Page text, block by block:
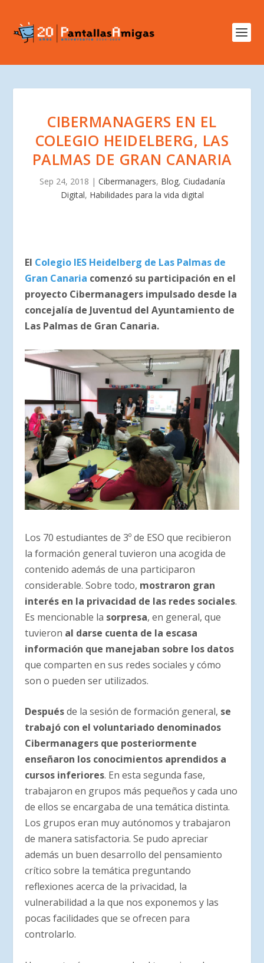
CIBERMANAGERS EN EL
COLEGIO HEIDELBERG, LAS
PALMAS DE GRAN CANARIA
Sep 24, 2018 | Cibermanagers, Blog, Ciudadanía
Digital, Habilidades para la vida digital
El Colegio IES Heidelberg de Las Palmas de
Gran Canaria comenzó su participación en el
proyecto Cibermanagers impulsado desde la
concejalía de Juventud del Ayuntamiento de
Las Palmas de Gran Canaria.
Los 70 estudiantes de 3º de ESO que recibieron
la formación general tuvieron una acogida de
contenido además de una participaron
considerable. Sobre todo, mostraron gran
interés en la privacidad de las redes sociales.
Es mencionable la sorpresa, en general, que
tuvieron al darse cuenta de la escasa
información que manejaban sobre los datos
que comparten en sus redes sociales y cómo
son o pueden ser utilizados.
Despuésde la sesión de formación general, se
trabajó con el voluntariado denominados
Cibermanagers que posteriormente
enseñaron los conocimientos aprendidos a
cursos inferiores. En esta segunda fase,
trabajaron en grupos más pequeños y cada uno
de ellos se encargaba de una temática distinta.
Los grupos eran muy autónomos y trabajaron
de manera satisfactoria. Se pudo apreciar
además un buen desarrollo del pensamiento
crítico sobre la temática preguntando
reflexiones acerca de la privacidad, la
vulnerabilidad a la que nos exponemos y las
pocas facilidades que se ofrecen para
controlarlo.